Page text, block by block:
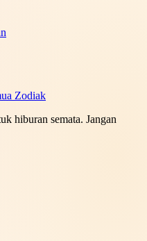
Zodiak
hiburan semata. Jangan